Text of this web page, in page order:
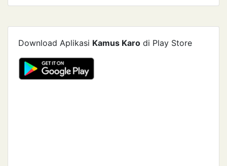
Download Aplikasi Kamus Karo di Play Store